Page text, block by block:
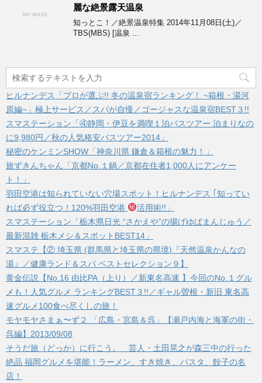
麗な絶景露天温泉
知っとこ！／絶景温泉特集 2014年11月08日(土)／
TBS(MBS) [温泉 ...
ヒルナンデス「プロが選ぶ!! 冬の温泉宿ランキング！ ~箱根・湯河
原編~」極上サービス／スパが自慢／ゴージャスな温泉宿BEST３!!
スマステーション「④静岡・伊豆を満喫１泊バスツアー 泊まりなの
に9,980円／秋の人気格安バスツアー2014」
秘密のケンミンSHOW「神奈川県 鎌倉＆箱根の魅力！」
旅ずきんちゃん「京都No.１鍋／京都在住者1,000人にアンケー
ト！」
羽田空港は知られていない穴場スポット！ヒルナンデス ｢知ってい
れば必ず役立つ！120%羽田空港
活用術!!」
スマステーション「栃木県日光 “さかえや”の揚げゆばまんじゅう／
最新混雑 栃木メシ＆スポットBEST14」
スマステ【② 埼玉県 (群馬県と埼玉県の県境)『天然温泉かんなの
湯』／健康ランド＆スパ ベストセレクション９】
黄金伝説【No.16 由比PA（上り）／新東名高速 】今回のNo.１グル
メも！人気グルメ ランキングBEST３!!／ギャル曽根・新旧 東名高
速グルメ100食べ尽くしの旅！
モヤモヤさまぁ〜ず２ 「広島・宮島＆呉」【瀬戸内海と海軍の街・
呉編】2013/09/08
そうだ旅（どっか）に行こう。 芸人・土田晃之が森三中の行った
絶品 福岡グルメを堪能！ラーメン、すき焼き、パスタ、餃子の名
店！